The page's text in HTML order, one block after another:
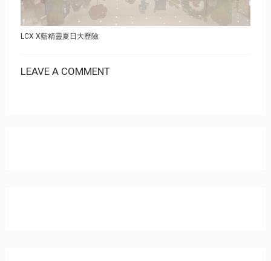
LCX X藍精靈夏日大歷險
LEAVE A COMMENT